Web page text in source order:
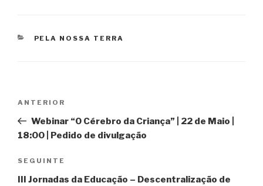
CATEGORIAS
PELA NOSSA TERRA
artigos
Conteúdo
anterior
ANTERIOR
Webinar “O Cérebro da Criança” | 22 de Maio |
18:00 | Pedido de divulgação
Conteúdo
seguinte
SEGUINTE
III Jornadas da Educação – Descentralização de